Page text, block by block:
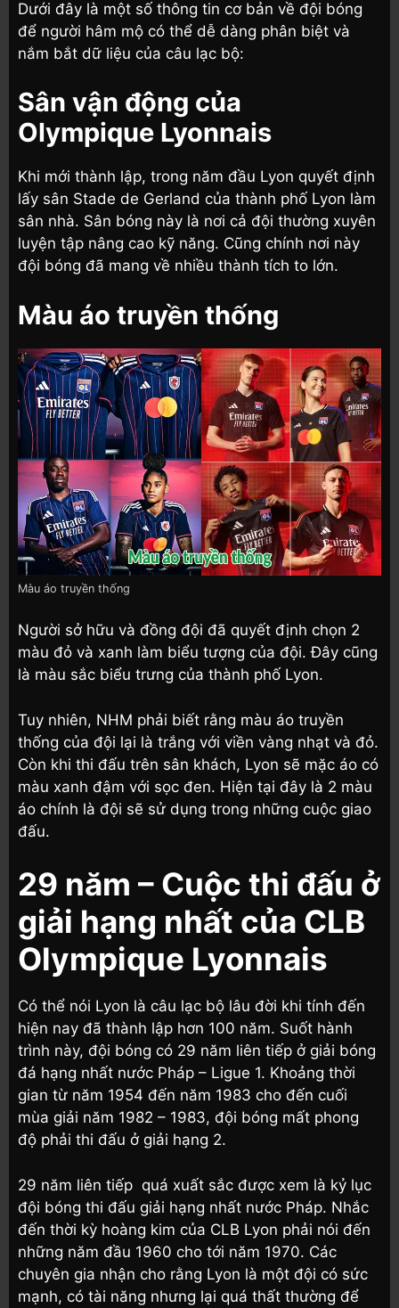
Dưới đây là một số thông tin cơ bản về đội bóng
để người hâm mộ có thể dễ dàng phân biệt và
nắm bắt dữ liệu của câu lạc bộ:
Sân vận động của
Olympique Lyonnais
Khi mới thành lập, trong năm đầu Lyon quyết định
lấy sân Stade de Gerland của thành phố Lyon làm
sân nhà. Sân bóng này là nơi cả đội thường xuyên
luyện tập nâng cao kỹ năng. Cũng chính nơi này
đội bóng đã mang về nhiều thành tích to lớn.
Màu áo truyền thống
Màu áo truyền thống
Người sở hữu và đồng đội đã quyết định chọn 2
màu đỏ và xanh làm biểu tượng của đội. Đây cũng
là màu sắc biểu trưng của thành phố Lyon.
Tuy nhiên, NHM phải biết rằng màu áo truyền
thống của đội lại là trắng với viền vàng nhạt và đỏ.
Còn khi thi đấu trên sân khách, Lyon sẽ mặc áo có
màu xanh đậm với sọc đen. Hiện tại đây là 2 màu
áo chính là đội sẽ sử dụng trong những cuộc giao
đấu.
29 năm – Cuộc thi đấu ở
giải hạng nhất của CLB
Olympique Lyonnais
Có thể nói Lyon là câu lạc bộ lâu đời khi tính đến
hiện nay đã thành lập hơn 100 năm. Suốt hành
trình này, đội bóng có 29 năm liên tiếp ở giải bóng
đá hạng nhất nước Pháp – Ligue 1. Khoảng thời
gian từ năm 1954 đến năm 1983 cho đến cuối
mùa giải năm 1982 – 1983, đội bóng mất phong
độ phải thi đấu ở giải hạng 2.
29 năm liên tiếp quá xuất sắc được xem là kỷ lục
đội bóng thi đấu giải hạng nhất nước Pháp. Nhắc
đến thời kỳ hoàng kim của CLB Lyon phải nói đến
những năm đầu 1960 cho tới năm 1970. Các
chuyên gia nhận cho rằng Lyon là một đội có sức
mạnh, có tài năng nhưng lại quá thất thường để